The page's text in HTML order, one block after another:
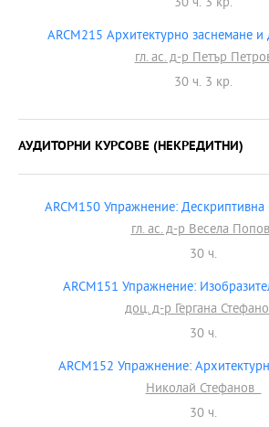
ARCM215 Архитектурно заснемане и
гл. ас. д-р Петър
30 ч. 3 кр.
АУДИТОРНИ КУРСОВЕ (НЕКРЕДИТНИ)
ARCM150 Упражнение: Дескриптивна
гл. ас. д-р Весела
30 ч.
ARCM151 Упражнение:
доц. д-р Гергана
30 ч.
ARCM152 Упражнение:
Николай Стефанов
30 ч.